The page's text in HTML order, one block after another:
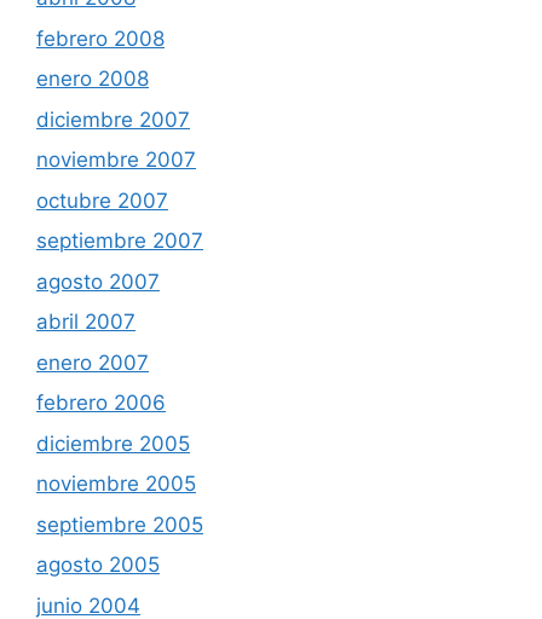
febrero 2008
enero 2008
diciembre 2007
noviembre 2007
octubre 2007
septiembre 2007
agosto 2007
abril 2007
enero 2007
febrero 2006
diciembre 2005
noviembre 2005
septiembre 2005
agosto 2005
junio 2004